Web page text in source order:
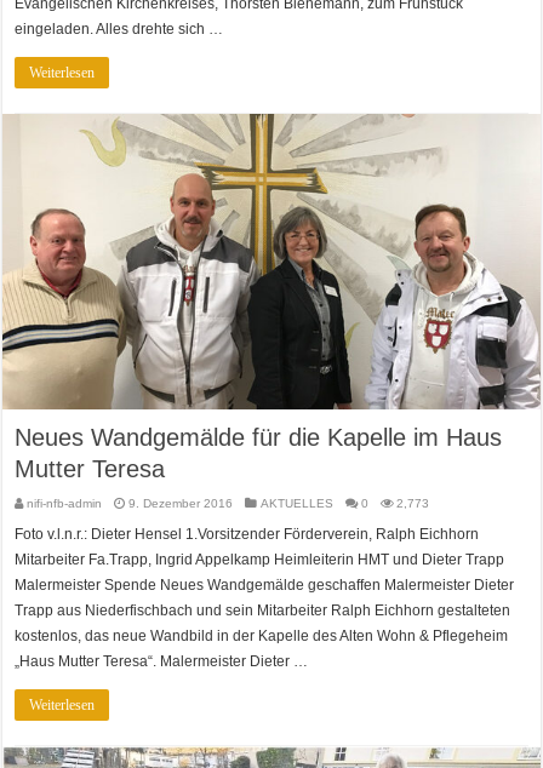
eingeladen. Alles drehte sich …
Weiterlesen
Neues Wandgemälde für die Kapelle im Haus
Mutter Teresa
nifi-nfb-admin 9. Dezember 2016 AKTUELLES 0 2,773
Foto v.l.n.r.: Dieter Hensel 1.Vorsitzender Förderverein, Ralph Eichhorn
Mitarbeiter Fa.Trapp, Ingrid Appelkamp Heimleiterin HMT und Dieter Trapp
Malermeister Spende Neues Wandgemälde geschaffen Malermeister Dieter
Trapp aus Niederfischbach und sein Mitarbeiter Ralph Eichhorn gestalteten
kostenlos, das neue Wandbild in der Kapelle des Alten Wohn & Pflegeheim
„Haus Mutter Teresa“. Malermeister Dieter …
Weiterlesen